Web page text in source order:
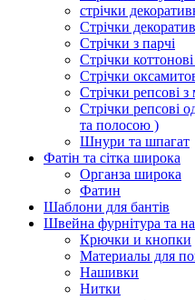
стрічки
Стрічки
Стрічки з парчі
Стрічки
Стрічки
Стрічки репсові
Стрічки репсові
та полосою )
Шнури та шпагат
Фатін та сітка широка
Органза широка
Фатин
Шаблони для бантів
Швейна фурнітура та
Крючки и кнопки
Материалы для
Нашивки
Нитки